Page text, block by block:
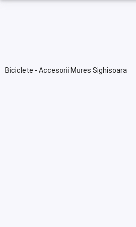
Biciclete - Accesorii Mures Sighisoara